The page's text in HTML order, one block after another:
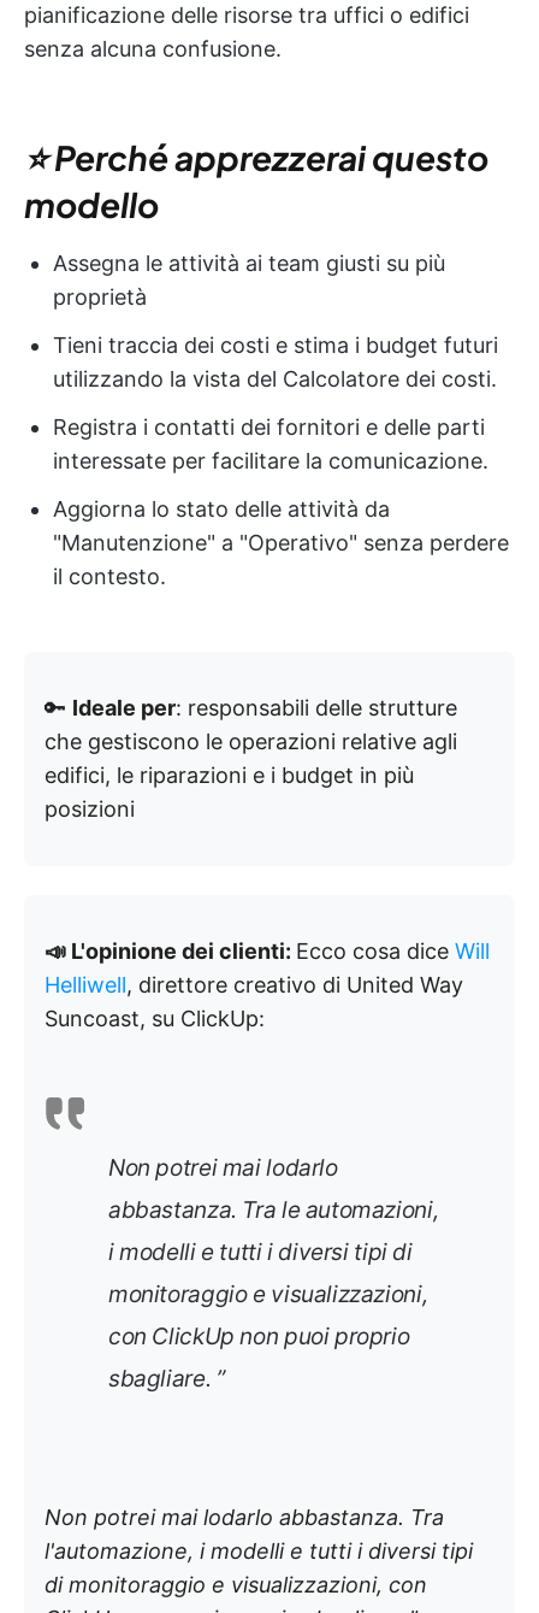
pianificazione delle risorse tra uffici o edifici
senza alcuna confusione.
⭐ Perché apprezzerai questo
modello
Assegna le attività ai team giusti su più
proprietà
Tieni traccia dei costi e stima i budget futuri
utilizzando la vista del Calcolatore dei costi.
Registra i contatti dei fornitori e delle parti
interessate per facilitare la comunicazione.
Aggiorna lo stato delle attività da
"Manutenzione" a "Operativo" senza perdere
il contesto.
🔑 Ideale per: responsabili delle strutture
che gestiscono le operazioni relative agli
edifici, le riparazioni e i budget in più
posizioni
📣 L'opinione dei clienti: Ecco cosa dice Will
Helliwell, direttore creativo di United Way
Suncoast, su ClickUp:
Non potrei mai lodarlo
abbastanza. Tra le automazioni,
i modelli e tutti i diversi tipi di
monitoraggio e visualizzazioni,
con ClickUp non puoi proprio
sbagliare. ”
Non potrei mai lodarlo abbastanza. Tra
l'automazione, i modelli e tutti i diversi tipi
di monitoraggio e visualizzazioni, con